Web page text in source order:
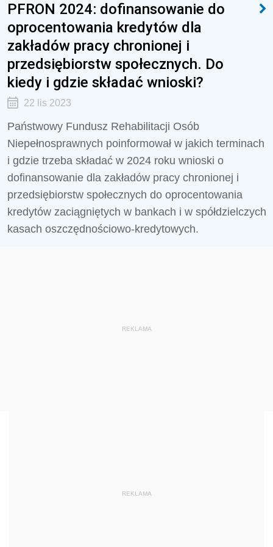
PFRON 2024: dofinansowanie do
oprocentowania kredytów dla
zakładów pracy chronionej i
przedsiębiorstw społecznych. Do
kiedy i gdzie składać wnioski?
22 lis 2023
Państwowy Fundusz Rehabilitacji Osób
Niepełnosprawnych poinformował w jakich terminach
i gdzie trzeba składać w 2024 roku wnioski o
dofinansowanie dla zakładów pracy chronionej i
przedsiębiorstw społecznych do oprocentowania
kredytów zaciągniętych w bankach i w spółdzielczych
kasach oszczędnościowo-kredytowych.
REKLAMA
REKLAMA